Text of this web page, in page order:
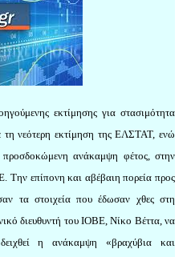
εκτίμησης για στασιμότητα
νεότερη εκτίμηση της ΕΛΣΤΑΤ, ενώ
ανάκαμψη φέτος, στην
Την επίπονη και αβέβαιη πορεία προς
τα στοιχεία που έδωσαν χθες στη
διευθυντή του ΙΟΒΕ, Νίκο Βέττα, να
η ανάκαμψη «βραχύβια και